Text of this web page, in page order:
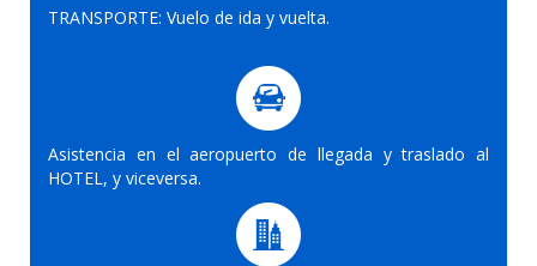
TRANSPORTE: Vuelo de ida y vuelta.
Asistencia en el aeropuerto de llegada y traslado al
HOTEL, y viceversa.